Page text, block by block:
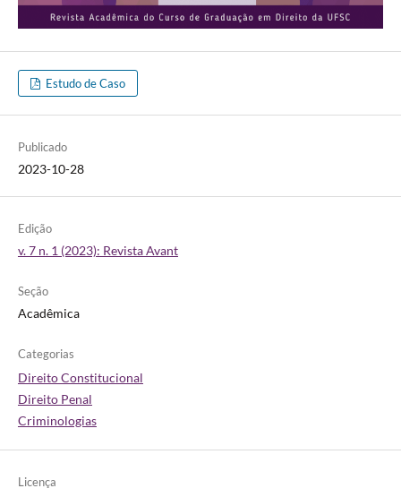
Estudo de Caso
Publicado
2023-10-28
Edição
v. 7 n. 1 (2023): Revista Avant
Seção
Acadêmica
Categorias
Direito Constitucional
Direito Penal
Criminologias
Licença